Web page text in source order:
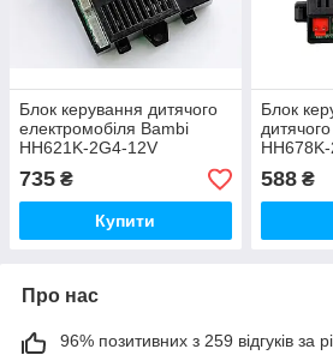
Блок керування дитячого
електромобіля Bambi
HH621K-2G4-12V
735 ₴
Купити
Блок
588₴
Про нас
96% позитивних з 259 відгуків за